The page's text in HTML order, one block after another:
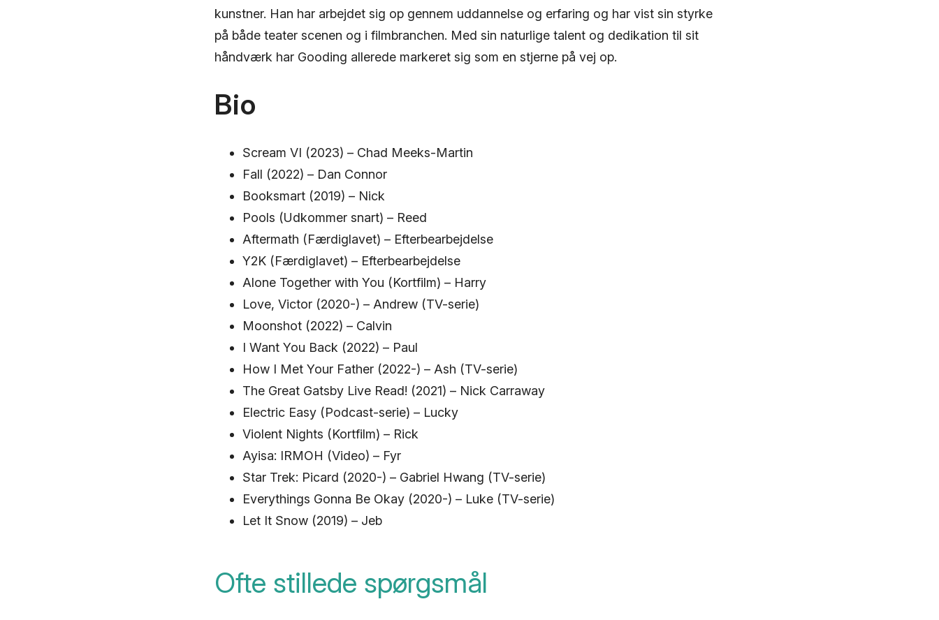
kunstner. Han har arbejdet sig op gennem uddannelse og erfaring og har vist sin styrke
på både teater scenen og i filmbranchen. Med sin naturlige talent og dedikation til sit
håndværk har Gooding allerede markeret sig som en stjerne på vej op.
Bio
Scream VI (2023) – Chad Meeks-Martin
Fall (2022) – Dan Connor
Booksmart (2019) – Nick
Pools (Udkommer snart) – Reed
Aftermath (Færdiglavet) – Efterbearbejdelse
Y2K (Færdiglavet) – Efterbearbejdelse
Alone Together with You (Kortfilm) – Harry
Love, Victor (2020-) – Andrew (TV-serie)
Moonshot (2022) – Calvin
I Want You Back (2022) – Paul
How I Met Your Father (2022-) – Ash (TV-serie)
The Great Gatsby Live Read! (2021) – Nick Carraway
Electric Easy (Podcast-serie) – Lucky
Violent Nights (Kortfilm) – Rick
Ayisa: IRMOH (Video) – Fyr
Star Trek: Picard (2020-) – Gabriel Hwang (TV-serie)
Everythings Gonna Be Okay (2020-) – Luke (TV-serie)
Let It Snow (2019) – Jeb
Ofte stillede spørgsmål